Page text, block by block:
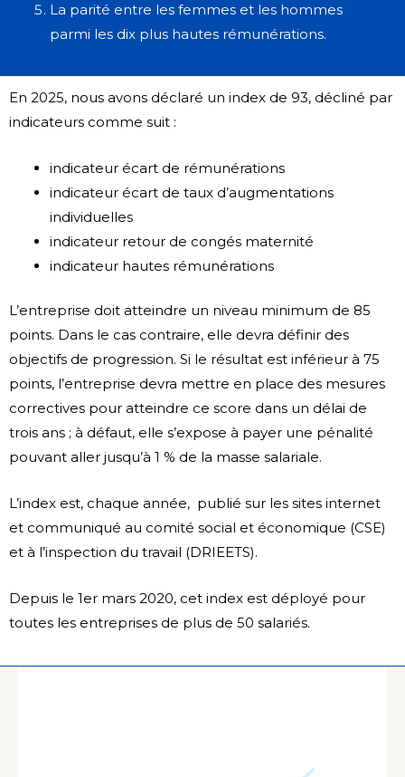
La parité entre les femmes et les hommes
parmi les dix plus hautes rémunérations.
En 2025, nous avons déclaré un index de 93, décliné par
indicateurs comme suit :
indicateur écart de rémunérations
indicateur écart de taux d’augmentations
individuelles
indicateur retour de congés maternité
indicateur hautes rémunérations
L’entreprise doit atteindre un niveau minimum de 85
points. Dans le cas contraire, elle devra définir des
objectifs de progression. Si le résultat est inférieur à 75
points, l’entreprise devra mettre en place des mesures
correctives pour atteindre ce score dans un délai de
trois ans ; à défaut, elle s’expose à payer une pénalité
pouvant aller jusqu’à 1 % de la masse salariale.
L’index est, chaque année, publié sur les sites internet
et communiqué au comité social et économique (CSE)
et à l’inspection du travail (DRIEETS).
Depuis le 1er mars 2020, cet index est déployé pour
toutes les entreprises de plus de 50 salariés.